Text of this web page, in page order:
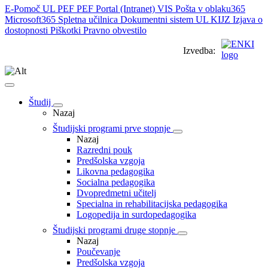
E-Pomoč UL PEF PEF Portal (Intranet) VIS Pošta v oblaku365
Microsoft365 Spletna učilnica Dokumentni sistem UL KIJZ Izjava o
dostopnosti Piškotki Pravno obvestilo
Izvedba:
Študij
Nazaj
Študijski programi prve stopnje
Nazaj
Razredni pouk
Predšolska vzgoja
Likovna pedagogika
Socialna pedagogika
Dvopredmetni učitelj
Specialna in rehabilitacijska pedagogika
Logopedija in surdopedagogika
Študijski programi druge stopnje
Nazaj
Poučevanje
Predšolska vzgoja